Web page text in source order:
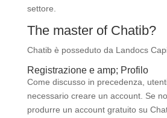
settore.
The master of Chatib?
Chatib è posseduto da Landocs
Registrazione e amp; Profilo
Come discusso in precedenza,
necessario creare un account. Se
produrre un account gratuito su